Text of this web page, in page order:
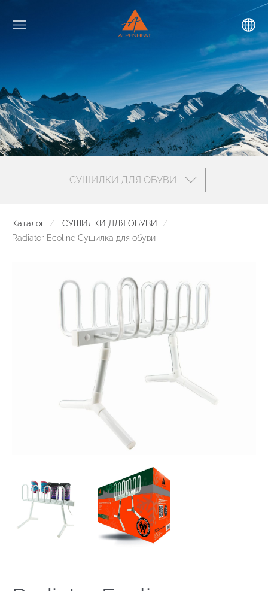
СУШИЛКИ ДЛЯ ОБУВИ
Каталог
СУШИЛКИ ДЛЯ ОБУВИ
Radiator Ecoline Сушилка для обуви